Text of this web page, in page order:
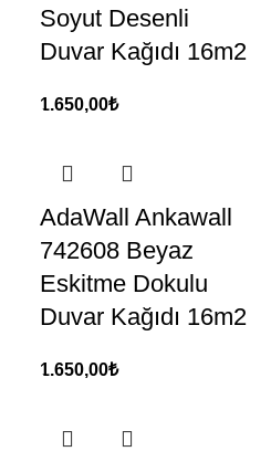
Soyut Desenli
Duvar Kağıdı 16m2
1.650,00₺
AdaWall Ankawall
742608 Beyaz
Eskitme Dokulu
Duvar Kağıdı 16m2
1.650,00₺